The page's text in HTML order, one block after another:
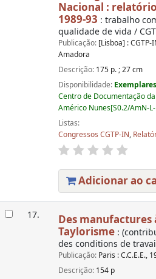
Nacional :
1989-93 : trabalho
qualidade de vida /
Publicação: [Lisboa] :
Amadora
Descrição: 175 p. ; 27 cm
Disponibilidade:
Centro de Documentação
Américo Nunes[S0.2/AmN-
Listas:
Congressos CGTP-IN,
Adicionar ao
17.
Des manufactures
Taylorisme:
des conditions de
Publicação: Paris : C.C.E.E.,
Descrição: 154 p